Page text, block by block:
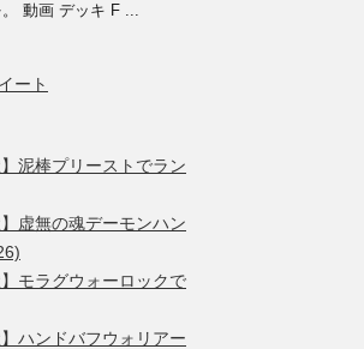
動画 デッキ F ...
ート
泥棒プリーストでラン
虚無の魂デーモンハン
モラグウォーロックで
ハンドバフウォリアー